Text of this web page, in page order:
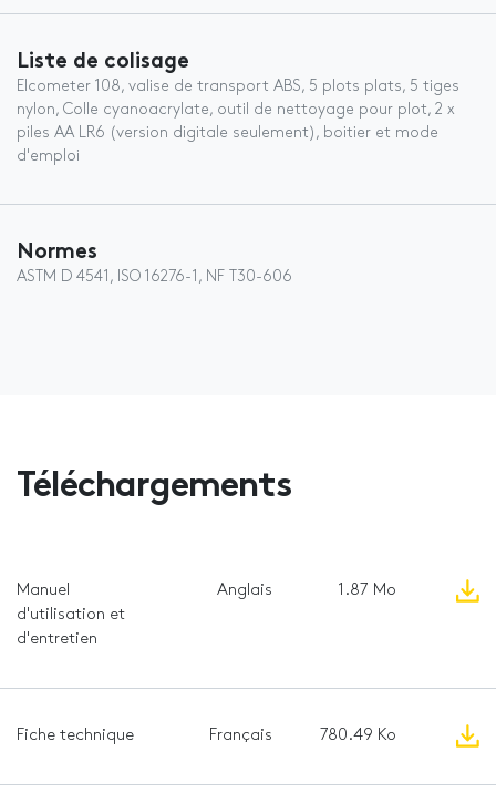
Liste de colisage
Elcometer 108, valise de transport ABS, 5 plots plats, 5 tiges
nylon, Colle cyanoacrylate, outil de nettoyage pour plot, 2 x
piles AA LR6 (version digitale seulement), boitier et mode
d'emploi
Normes
ASTM D 4541, ISO 16276-1, NF T30-606
Téléchargements
Manuel
d'utilisation et
d'entretien
Anglais 1.87 Mo
Fiche technique Français 780.49 Ko